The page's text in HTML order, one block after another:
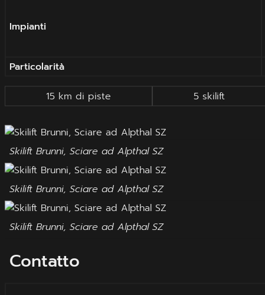
Impianti
Particolarità
15 km di piste 5 skilift
Skilift Brunni, Sciare ad Alpthal SZ
Skilift Brunni, Sciare ad Alpthal SZ
Skilift Brunni, Sciare ad Alpthal SZ
Contatto